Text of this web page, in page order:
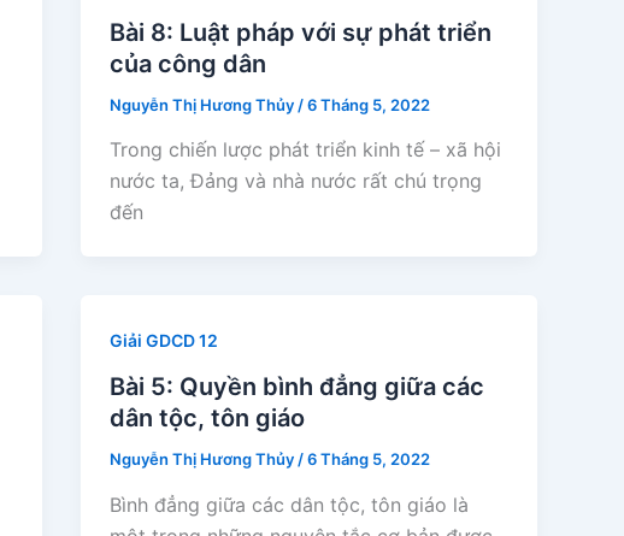
Bài 8: Luật pháp với sự phát triển
của công dân
Nguyễn Thị Hương Thủy /6 Tháng 5, 2022
Trong chiến lược phát triển kinh tế – xã hội
nước ta, Đảng và nhà nước rất chú trọng
đến
Giải GDCD 12
Bài 5: Quyền bình đẳng giữa các
dân tộc, tôn giáo
Nguyễn Thị Hương Thủy /6 Tháng 5, 2022
Bình đẳng giữa các dân tộc, tôn giáo là